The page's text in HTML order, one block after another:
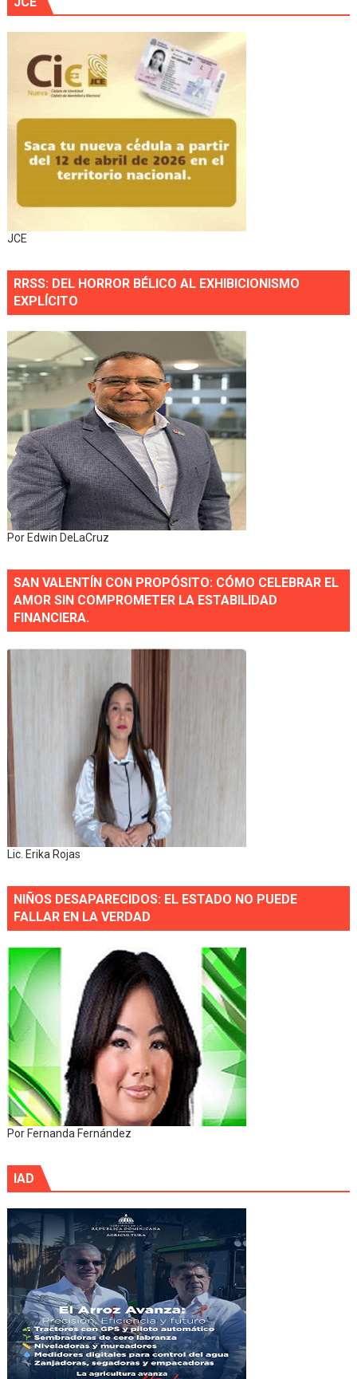
JCE
RRSS: DEL HORROR BÉLICO AL EXHIBICIONISMO
EXPLÍCITO
Por Edwin DeLaCruz
SAN VALENTÍN CON PROPÓSITO: CÓMO CELEBRAR EL
AMOR SIN COMPROMETER LA ESTABILIDAD
FINANCIERA.
Lic. Erika Rojas
NIÑOS DESAPARECIDOS: EL ESTADO NO PUEDE
FALLAR EN LA VERDAD
Por Fernanda Fernández
IAD